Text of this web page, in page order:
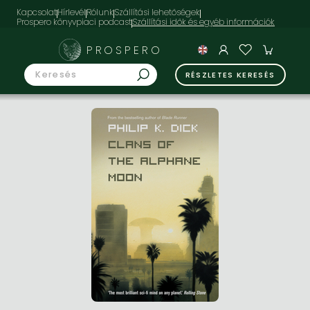
KapcsolatHírlevélRólunkSzállítási lehetőségek
Prospero könyvpiaci podcast
PROSPERO
RÉSZLETES KERESÉS